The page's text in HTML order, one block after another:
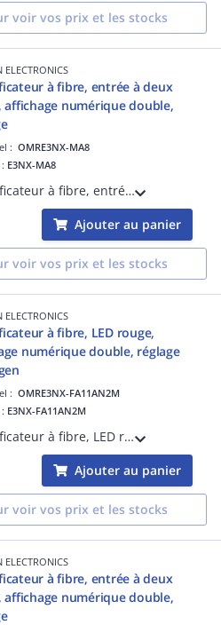
voir vos prix et les stocks
ELECTRONICS
à fibre, entrée à deux
affichage numérique double,
:OMRE3NX-MA8
E3NX-MA8
Amplificateur à fibre, entrée à deux fibres, affichage numérique double, réglage intelligent, plusieurs fonctions, 2 sorties NPN, connecteur de système
Ajouter au panier
voir vos prix et les stocks
ELECTRONICS
à fibre, LED rouge,
numérique double, réglage
:OMRE3NX-FA11AN2M
E3NX-FA11AN2M
Amplificateur à fibre, LED rouge, affichage numérique double, réglage intelligent, sortie analogique, sortie NPN, câble de 2 m
Ajouter au panier
voir vos prix et les stocks
ELECTRONICS
à fibre, entrée à deux
affichage numérique double,